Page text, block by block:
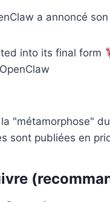
a annoncé
into its final form
"métamorphose"
sont publiées en